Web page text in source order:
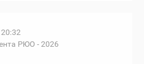
РЮО - 2026